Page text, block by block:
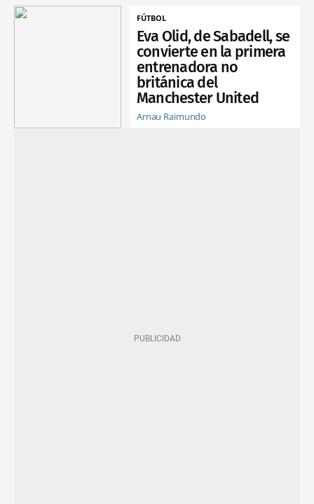
FÚTBOL
Eva Olid, de Sabadell, se
convierte en la primera
entrenadora no
británica del
Manchester United
Arnau Raimundo